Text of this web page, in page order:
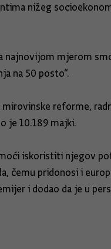
nižeg
najnovijom mjerom
na 50 posto“.
reforme,
je 10.189 majki.
iskoristiti njegov
čemu pridonosi i
i dodao da je u